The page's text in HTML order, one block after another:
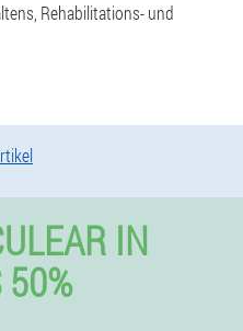
Rehabilitations- und
IN